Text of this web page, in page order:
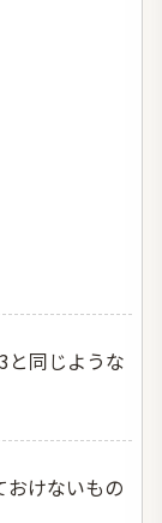
と同じような
おけないもの